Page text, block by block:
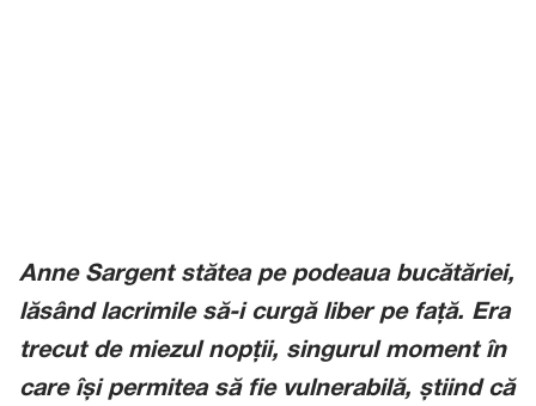
Anne Sargent stătea pe podeaua bucătăriei,
lăsând lacrimile să-i curgă liber pe față. Era
trecut de miezul nopții, singurul moment în
care își permitea să fie vulnerabilă, știind că